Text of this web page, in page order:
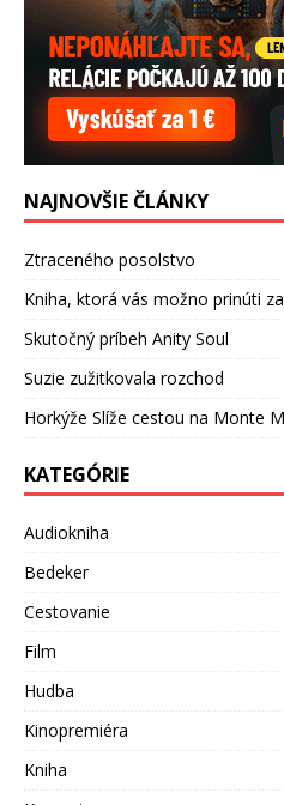
NAJNOVŠIE ČLÁNKY
Ztraceného posolstvo
Kniha, ktorá vás možno prinúti
Skutočný príbeh Anity Soul
Suzie zužitkovala rozchod
Horkýže Slíže cestou na Monte
KATEGÓRIE
Audiokniha
Bedeker
Cestovanie
Film
Hudba
Kinopremiéra
Kniha